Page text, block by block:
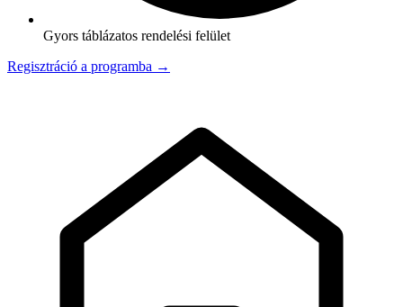
Gyors táblázatos rendelési felület
Regisztráció a programba →